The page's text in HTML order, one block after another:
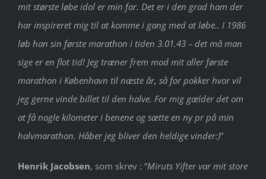
mit største løbe idol er min far. Det er i den grad ham der
har inspireret mig til at komme i gang med at løbe.. I 1986
løb han sin første marathon i tiden 3.01.43 – det må man
sige er en flot tid! Jeg træner frem mod mit aller første
marathon i København til næste år, så for pokker hvor vil
jeg gerne vinde billet til den halve. For mig gælder det om
at få nogle kilometer i benene og sætte en ny pr på min
halvmarathon. Håber jeg bliver den heldige vinder:)”
Henrik Jacobsen, som skrev : “Miruts Yifter var mit store